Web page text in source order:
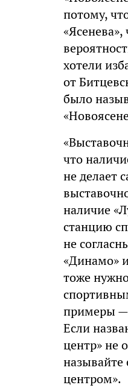
потому,
«Ясенева»,
хотели
от
было
что
не делает
наличие
станцию
не
«Динамо»
тоже
примеры —
Если
центр» не
центром».